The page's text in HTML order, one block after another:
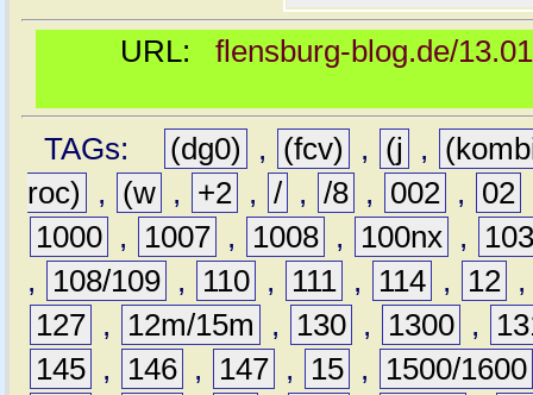
URL: flensburg-blog.de/
TAGs: (dg0) , (fcv) , (j ,
roc)
, (w , +2 , / , /8 , 002 , 02
1000 , 1007 , 1008 , 100nx ,
,
108/109 , 110 , 111 , 114 , 12
127 , 12m/15m , 130 , 1300 ,
145 , 146 , 147 , 15 ,
1500/1600